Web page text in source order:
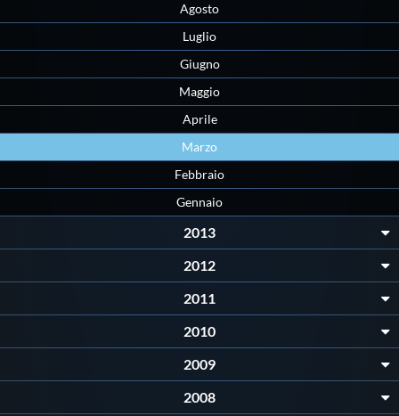
Privacy
Cookie Policy
Archivio News
Flash News
Intranet
Agosto
Luglio
Giugno
Maggio
Aprile
Marzo
Febbraio
Gennaio
2013
2012
2011
2010
2009
2008